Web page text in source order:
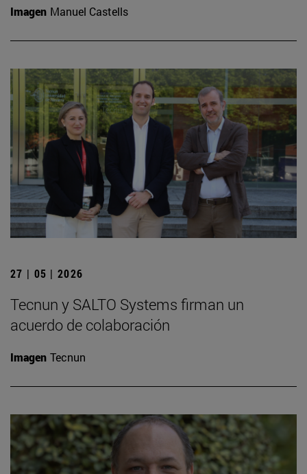
Imagen Manuel Castells
27 | 05 | 2026
Tecnun y SALTO Systems firman un
acuerdo de colaboración
Imagen Tecnun